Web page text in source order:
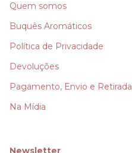
Quem somos
Buquês Aromáticos
Política de Privacidade
Devoluções
Pagamento, Envio e Retirada
Na Mídia
Newsletter